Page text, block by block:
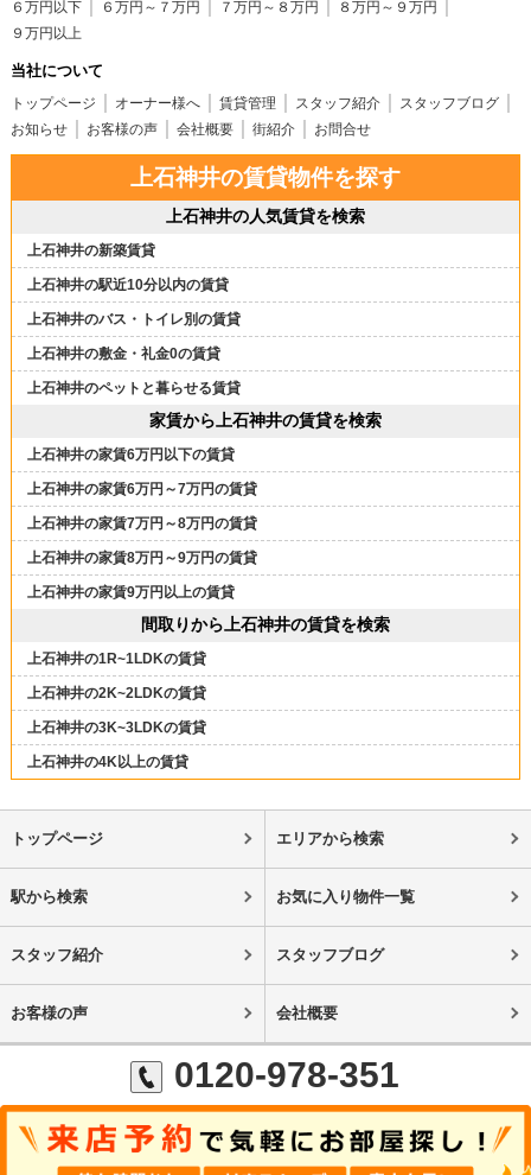
６万円以下 ６万円～７万円 ７万円～８万円
８万円～９万円
９万円以上
当社について
トップページ オーナー様へ 賃貸管理 スタッフ紹介
スタッフブログ
お知らせ
お客様の声 会社概要 街紹介 お問合せ
上石神井の賃貸物件を探す
上石神井の人気賃貸を検索
上石神井の新築賃貸
上石神井の駅近10分以内の賃貸
上石神井のバス・トイレ別の賃貸
上石神井の敷金・礼金0の賃貸
上石神井のペットと暮らせる賃貸
家賃から上石神井の賃貸を検索
上石神井の家賃6万円以下の賃貸
上石神井の家賃6万円～7万円の賃貸
上石神井の家賃7万円～8万円の賃貸
上石神井の家賃8万円～9万円の賃貸
上石神井の家賃9万円以上の賃貸
間取りから上石神井の賃貸を検索
上石神井の1R~1LDKの賃貸
上石神井の2K~2LDKの賃貸
上石神井の3K~3LDKの賃貸
上石神井の4K以上の賃貸
トップページ エリアから検索
駅から検索 お気に入り物件一覧
スタッフ紹介 スタッフブログ
お客様の声 会社概要
0120-978-351